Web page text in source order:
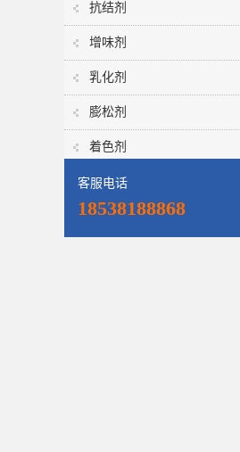
抗结剂
增味剂
乳化剂
膨松剂
着色剂
客服电话
18538188868